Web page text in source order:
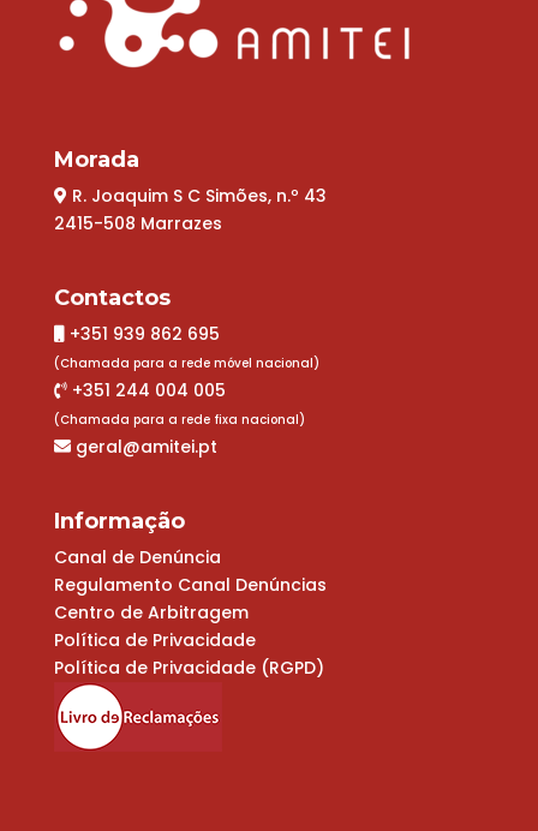
Morada
R. Joaquim S C Simões, n.º 43
2415-508 Marrazes
Contactos
+351 939 862 695
(Chamada para a rede móvel nacional)
+351 244 004 005
(Chamada para a rede fixa nacional)
geral@amitei.pt
Informação
Canal de Denúncia
Regulamento Canal Denúncias
Centro de Arbitragem
Política de Privacidade
Política de Privacidade (RGPD)